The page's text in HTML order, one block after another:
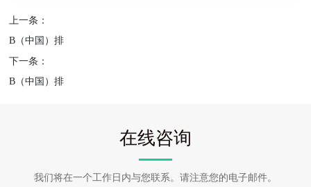
上一条：
B（中国）排
下一条：
B（中国）排
在线咨询
我们将在一个工作日内与您联系。请注意您的电子邮件。